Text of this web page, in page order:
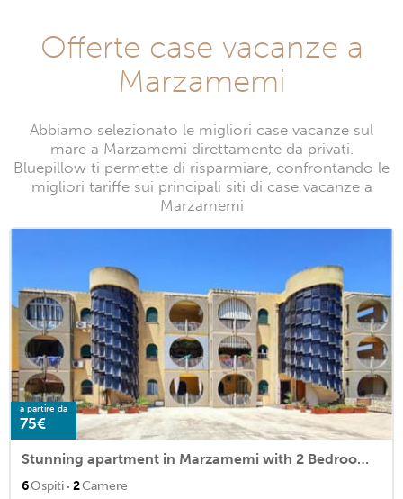
Offerte case vacanze a
Marzamemi
Abbiamo selezionato le migliori case vacanze sul
mare a Marzamemi direttamente da privati.
Bluepillow ti permette di risparmiare, confrontando le
migliori tariffe sui principali siti di case vacanze a
Marzamemi
a partire da
75€
Stunning apartment in Marzamemi with 2 Bedrooms and WiFi
6Ospiti · 2Camere